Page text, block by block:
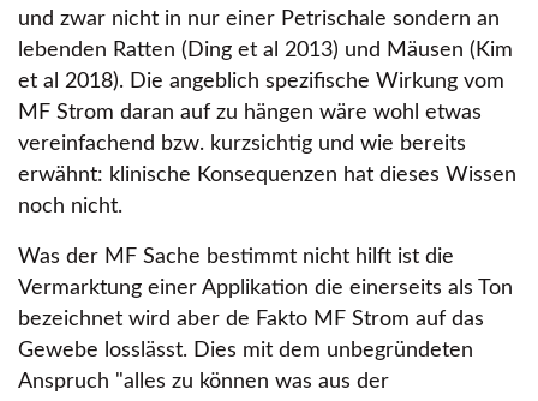
und zwar nicht in nur einer Petrischale sondern an
lebenden Ratten (Ding et al 2013) und Mäusen (Kim
et al 2018). Die angeblich spezifische Wirkung vom
MF Strom daran auf zu hängen wäre wohl etwas
vereinfachend bzw. kurzsichtig und wie bereits
erwähnt: klinische Konsequenzen hat dieses Wissen
noch nicht.
Was der MF Sache bestimmt nicht hilft ist die
Vermarktung einer Applikation die einerseits als Ton
bezeichnet wird aber de Fakto MF Strom auf das
Gewebe losslässt. Dies mit dem unbegründeten
Anspruch
alles zu können was aus der